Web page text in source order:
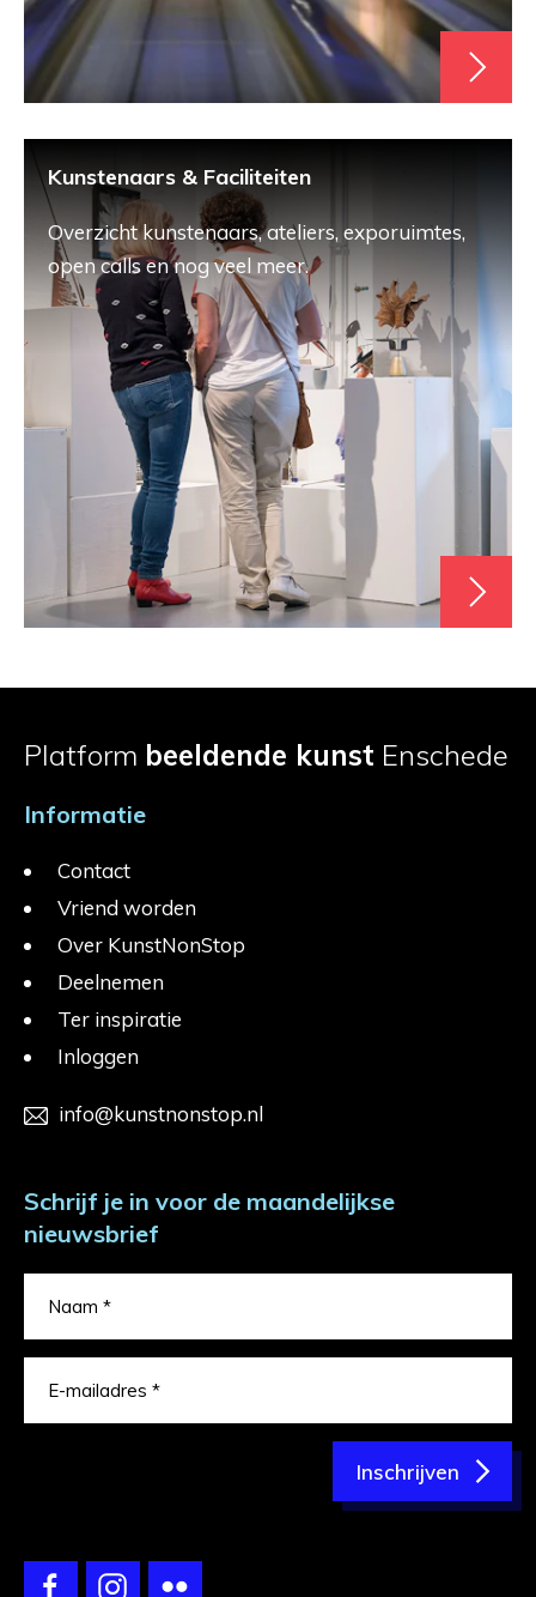
Kunstenaars & Faciliteiten
Overzicht kunstenaars, ateliers, exporuimtes,
open calls en nog veel meer.
Platform beeldende kunst Enschede
Informatie
Contact
Vriend worden
Over KunstNonStop
Deelnemen
Ter inspiratie
Inloggen
info@kunstnonstop.nl
Schrijf je in voor de maandelijkse
nieuwsbrief
Inschrijven